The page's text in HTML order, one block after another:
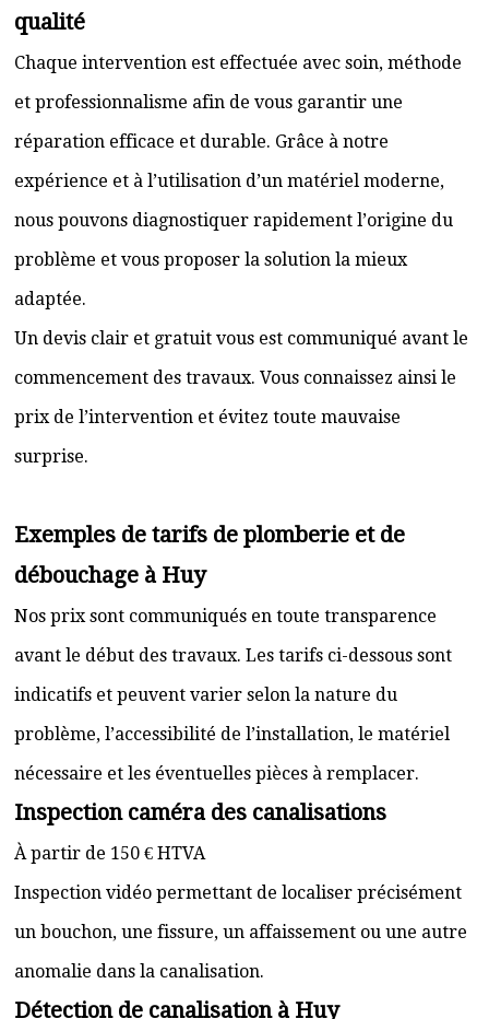
qualité
Chaque intervention est effectuée avec soin, méthode
et professionnalisme afin de vous garantir une
réparation efficace et durable. Grâce à notre
expérience et à l’utilisation d’un matériel moderne,
nous pouvons diagnostiquer rapidement l’origine du
problème et vous proposer la solution la mieux
adaptée.
Un devis clair et gratuit vous est communiqué avant le
commencement des travaux. Vous connaissez ainsi le
prix de l’intervention et évitez toute mauvaise
surprise.
Exemples de tarifs de plomberie et de
débouchage à Huy
Nos prix sont communiqués en toute transparence
avant le début des travaux. Les tarifs ci-dessous sont
indicatifs et peuvent varier selon la nature du
problème, l’accessibilité de l’installation, le matériel
nécessaire et les éventuelles pièces à remplacer.
Inspection caméra des canalisations
À partir de 150 € HTVA
Inspection vidéo permettant de localiser précisément
un bouchon, une fissure, un affaissement ou une autre
anomalie dans la canalisation.
Détection de canalisation à Huy